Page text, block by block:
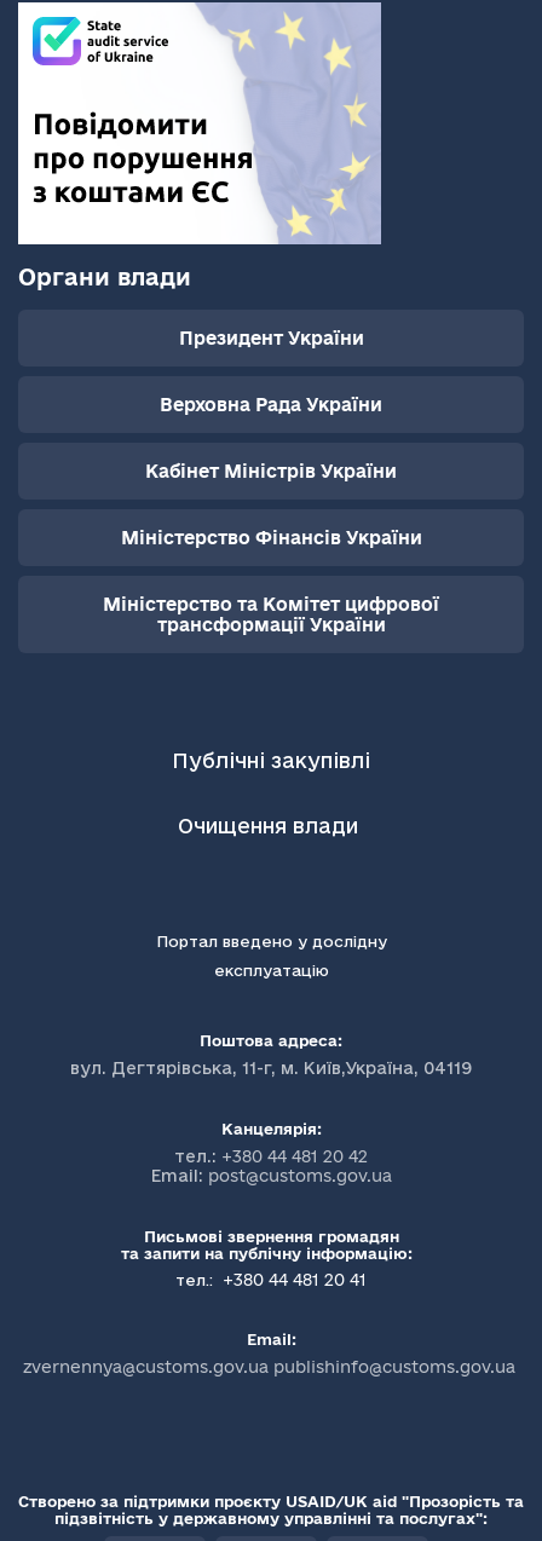
Органи влади
Президент України
Верховна Рада України
Кабінет Міністрів України
Міністерство Фінансів України
Міністерство та Комітет цифрової
трансформації України
Публічні закупівлі
Очищення влади
Портал введено у дослідну
експлуатацію
Поштова адреса:
вул. Дегтярівська, 11-г, м. Київ,Україна, 04119
Канцелярія:
тел.: +380 44 481 20 42
Email: post@customs.gov.ua
Письмові звернення громадян
та запити на публічну інформацію:
тел.:
+380 44 481 20 41
Email:
zvernennya@customs.gov.ua publishinfo@customs.gov.ua
Створено за підтримки проєкту USAID/UK aid "Прозорість та
підзвітність у державному управлінні та послугах":